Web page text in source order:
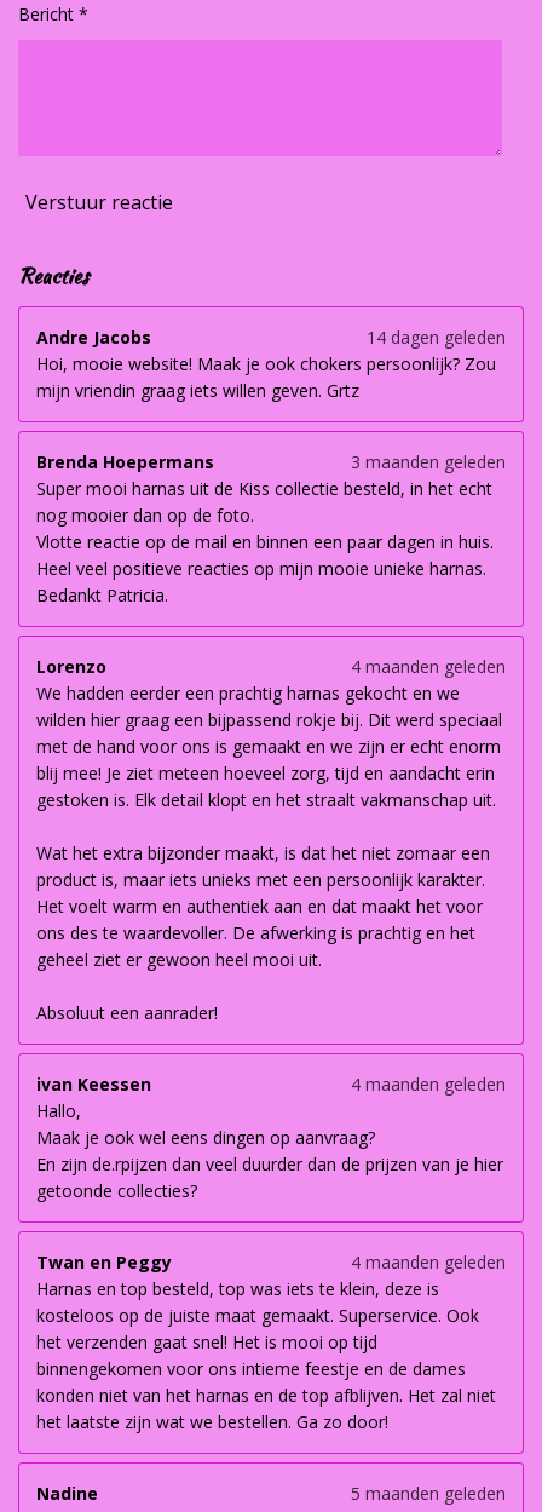
Bericht *
Verstuur reactie
Reacties
Andre Jacobs
14 dagen geleden
Hoi, mooie website! Maak je ook chokers persoonlijk? Zou
mijn vriendin graag iets willen geven. Grtz
Brenda Hoepermans
3 maanden geleden
Super mooi harnas uit de Kiss collectie besteld, in het echt
nog mooier dan op de foto.
Vlotte reactie op de mail en binnen een paar dagen in huis.
Heel veel positieve reacties op mijn mooie unieke harnas.
Bedankt Patricia.
Lorenzo
4 maanden geleden
We hadden eerder een prachtig harnas gekocht en we
wilden hier graag een bijpassend rokje bij. Dit werd speciaal
met de hand voor ons is gemaakt en we zijn er echt enorm
blij mee! Je ziet meteen hoeveel zorg, tijd en aandacht erin
gestoken is. Elk detail klopt en het straalt vakmanschap uit.
Wat het extra bijzonder maakt, is dat het niet zomaar een
product is, maar iets unieks met een persoonlijk karakter.
Het voelt warm en authentiek aan en dat maakt het voor
ons des te waardevoller. De afwerking is prachtig en het
geheel ziet er gewoon heel mooi uit.
Absoluut een aanrader!
ivan Keessen
4 maanden geleden
Hallo,
Maak je ook wel eens dingen op aanvraag?
En zijn de.rpijzen dan veel duurder dan de prijzen van je hier
getoonde collecties?
Twan en Peggy
4 maanden geleden
Harnas en top besteld, top was iets te klein, deze is
kosteloos op de juiste maat gemaakt. Superservice. Ook
het verzenden gaat snel! Het is mooi op tijd
binnengekomen voor ons intieme feestje en de dames
konden niet van het harnas en de top afblijven. Het zal niet
het laatste zijn wat we bestellen. Ga zo door!
Nadine
5 maanden geleden